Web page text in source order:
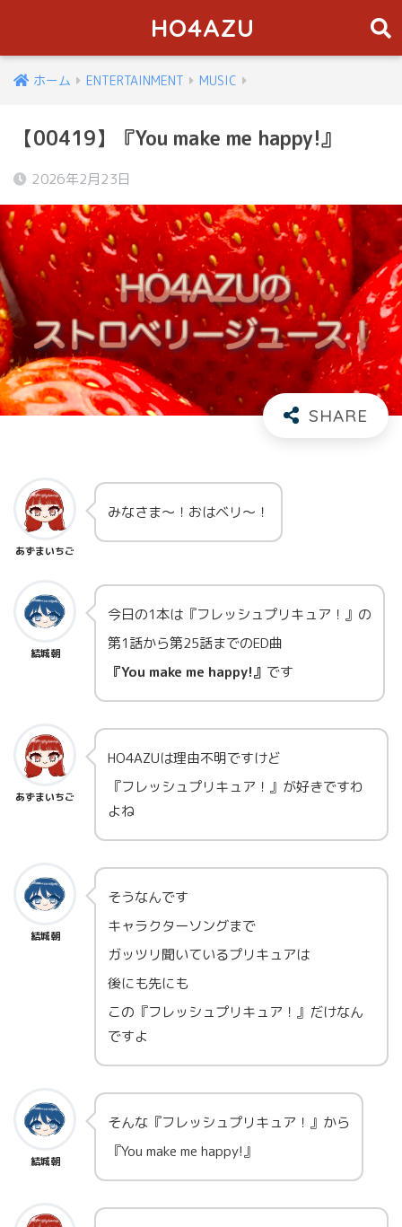
HO4AZU
ホーム ENTERTAINMENT MUSIC
【00419】『You make me happy!』
2026年2月23日
あずまいちご
みなさま～！おはベリ～！
結城朝
今日の1本は『フレッシュプリキュア！』の
第1話から第25話までのED曲
『You make me happy!』 です
あずまいちご
HO4AZUは理由不明ですけど
『フレッシュプリキュア！』が好きですわ
よね
結城朝
そうなんです
キャラクターソングまで
ガッツリ聞いているプリキュアは
後にも先にも
この『フレッシュプリキュア！』だけなん
ですよ
結城朝
そんな『フレッシュプリキュア！』から
『You make me happy!』